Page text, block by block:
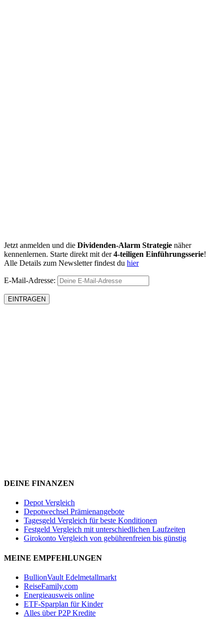
Jetzt anmelden und die Dividenden-Alarm Strategie näher
kennenlernen. Starte direkt mit der4-teiligen Einführungsserie!
Alle Details zum Newsletter findest du hier
E-Mail-Adresse:
DEINE FINANZEN
Depot Vergleich
Depotwechsel Prämienangebote
Tagesgeld Vergleich für beste Konditionen
Festgeld Vergleich mit unterschiedlichen Laufzeiten
Girokonto Vergleich von gebührenfreien bis günstig
MEINE EMPFEHLUNGEN
BullionVault Edelmetallmarkt
ReiseFamily.com
Energieausweis online
ETF-Sparplan für Kinder
Alles über P2P Kredite